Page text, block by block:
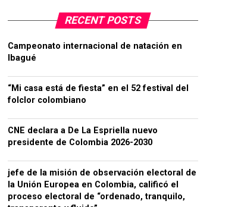
RECENT POSTS
Campeonato internacional de natación en
Ibagué
“Mi casa está de fiesta” en el 52 festival del
folclor colombiano
CNE declara a De La Espriella nuevo
presidente de Colombia 2026-2030
jefe de la misión de observación electoral de
la Unión Europea en Colombia, calificó el
proceso electoral de “ordenado, tranquilo,